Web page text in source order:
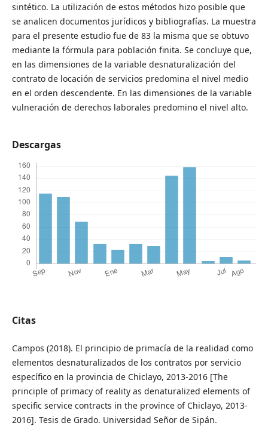
sintético. La utilización de estos métodos hizo posible que
se analicen documentos jurídicos y bibliografías. La muestra
para el presente estudio fue de 83 la misma que se obtuvo
mediante la fórmula para población finita. Se concluye que,
en las dimensiones de la variable desnaturalización del
contrato de locación de servicios predomina el nivel medio
en el orden descendente. En las dimensiones de la variable
vulneración de derechos laborales predomino el nivel alto.
Descargas
Citas
Campos (2018). El principio de primacía de la realidad como
elementos desnaturalizados de los contratos por servicio
específico en la provincia de Chiclayo, 2013-2016 [The
principle of primacy of reality as denaturalized elements of
specific service contracts in the province of Chiclayo, 2013-
2016]. Tesis de Grado. Universidad Señor de Sipán.